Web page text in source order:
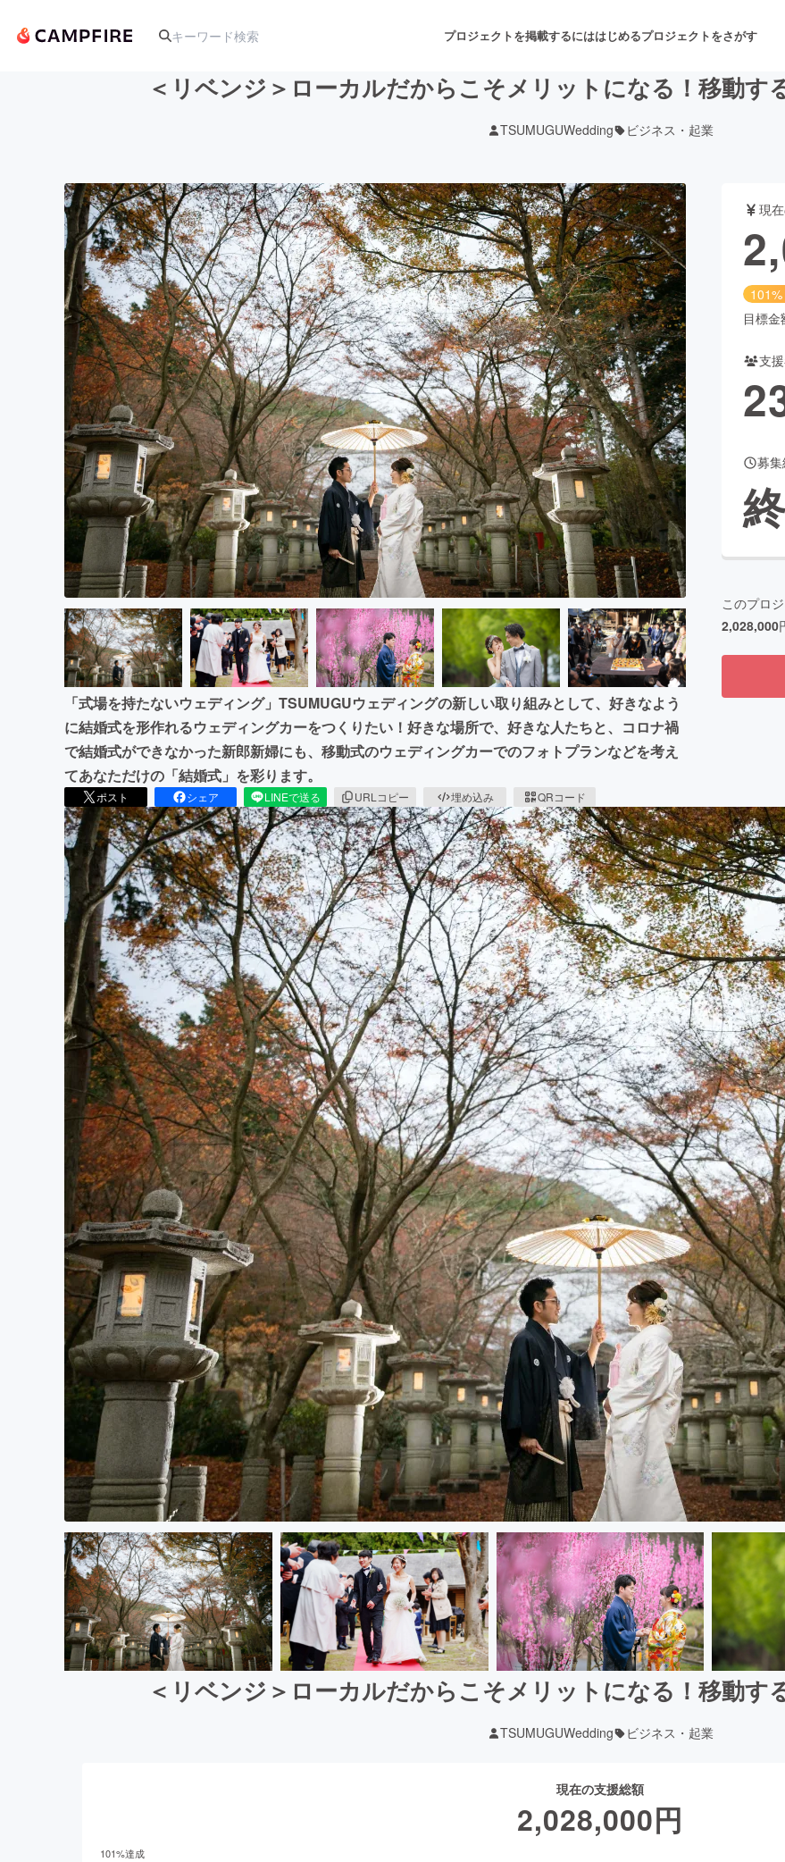
プロジェクトを掲載するにははじめるプロジェクトをさがす
アート・写真 音楽 舞台・パフォーマンス
テクノロジー・ガジェット ゲーム・サービス開発 フード・飲食店
映像・映画 書籍・雑誌出版 アニメ・漫画
ビジネス・起業 チャレンジ ビューティー・ヘル
まちづくり・地域活性化
CAMPFIRE for Social GoodCAMPFIRE Creation
CAMPFIREふるさと納税machi-yaコミュニティ
＜リベンジ＞ローカルだからこそメリットになる！移動す
TSUMUGUWedding ビジネス・起業
「式場を持たないウェディング」TSUMUGUウェディングの新しい取り組みとして、好きなよう
に結婚式を形作れるウェディングカーをつくりたい！好きな場所で、好きな人たちと、コロナ禍
で結婚式ができなかった新郎新婦にも、移動式のウェディングカーでのフォトプランなどを考え
てあなただけの「結婚式」を彩ります。
ポスト シェア LINEで送る URLコピー 埋め込み QRコード
現
101%
目標
支
募集
このプロジ
2,028,000
＜リベンジ＞ローカルだからこそメリットになる！移動す
TSUMUGUWedding ビジネス・起業
現在の支援総額
2,028,000円
101%達成